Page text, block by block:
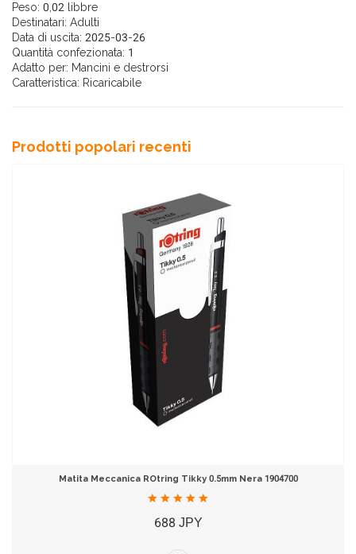
Peso: 0,02 libbre
Destinatari: Adulti
Data di uscita: 2025-03-26
Quantità confezionata: 1
Adatto per: Mancini e destrorsi
Caratteristica: Ricaricabile
Prodotti popolari recenti
Matita Meccanica ROtring Tikky 0.5mm Nera 1904700
688 JPY